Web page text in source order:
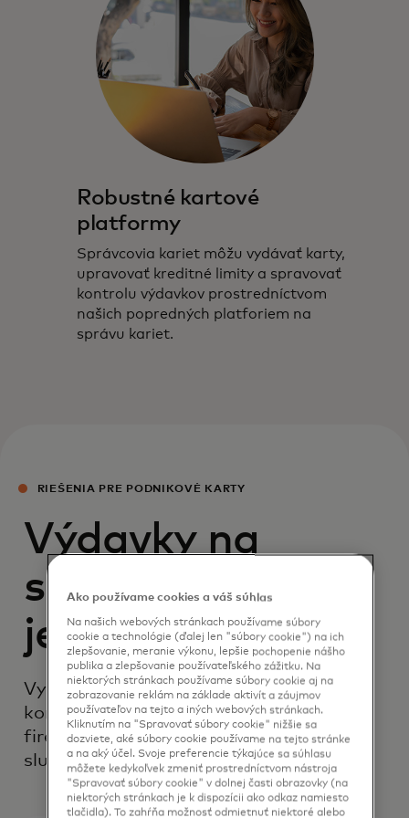
Robustné kartové
platformy
Správcovia kariet môžu vydávať karty,
upravovať kreditné limity a spravovať
kontrolu výdavkov prostredníctvom
našich popredných platforiem na
správu kariet.
RIEŠENIA PRE PODNIKOVÉ KARTY
Výdavky na
služobné cesty
jednoducho
Využívajte cenné výhody v rámci nášho
komplexného a flexibilného portfólia
firemných kariet pre bezproblémové
služobné cesty.
Ako používame cookies a váš súhlas
Na našich webových stránkach používame súbory
cookie a technológie (ďalej len "súbory cookie") na ich
zlepšovanie, meranie výkonu, lepšie pochopenie nášho
publika a zlepšovanie používateľského zážitku. Na
niektorých stránkach používame súbory cookie aj na
zobrazovanie reklám na základe aktivít a záujmov
používateľov na tejto a iných webových stránkach.
Kliknutím na "Spravovať súbory cookie" nižšie sa
dozviete, aké súbory cookie používame na tejto stránke
a na aký účel. Svoje preferencie týkajúce sa súhlasu
môžete kedykoľvek zmeniť prostredníctvom nástroja
"Spravovať súbory cookie" v dolnej časti obrazovky (na
niektorých stránkach je k dispozícii ako odkaz namiesto
tlačidla). To zahŕňa možnosť odmietnuť niektoré alebo